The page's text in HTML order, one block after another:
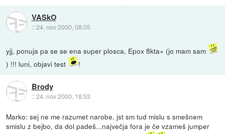
VASkO
::24. nov 2000, 08:05
yjj, ponuja pa se se ena super plosca, Epox 8kta+ (jo mam sam
) !!! luni, objavi test
!
Brody
::24. nov 2000, 18:53
Marko: sej ne me razumet narobe, jst sm tud mislu s smešnem
smislu z bejbo, da dol padeš...največja fora je če vzameš jumper